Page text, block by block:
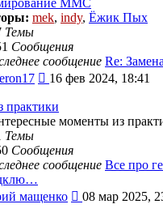
сообщению
MMC
mek, indy, Ёжик Пых
Темы
Сообщения
сообщение Re:
Перейти
последнему
сообщению
16 фев 2024, 18:41
практики
моменты из
Темы
Сообщения
сообщение Все про
мащенко
Перейти
08 мар 2025,